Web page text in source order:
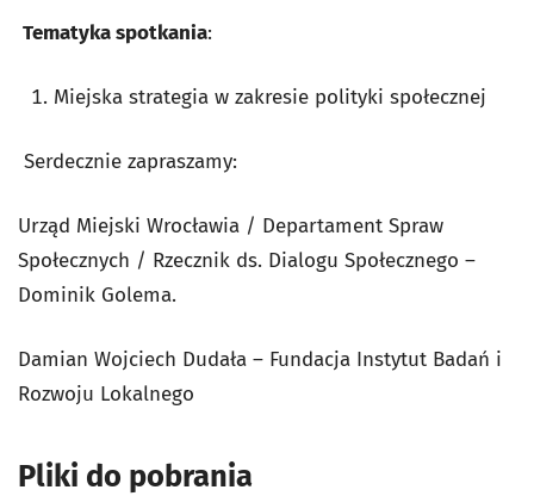
Tematyka spotkania:
Miejska strategia w zakresie polityki społecznej
Serdecznie zapraszamy:
Urząd Miejski Wrocławia / Departament Spraw
Społecznych / Rzecznik ds. Dialogu Społecznego –
Dominik Golema.
Damian Wojciech Dudała – Fundacja Instytut Badań i
Rozwoju Lokalnego
Pliki do pobrania